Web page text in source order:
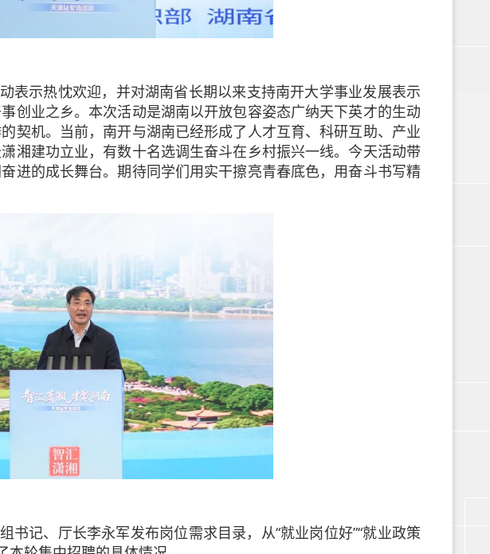
表示热忱欢迎，并对湖南省长期以来支持南开大学事业发展表示
创业之乡。本次活动是湖南以开放包容姿态广纳天下英才的生动
契机。当前，南开与湖南已经形成了人才互育、科研互助、产业
湘建功立业，有数十名选调生奋斗在乡村振兴一线。今天活动带
进的成长舞台。期待同学们用实干擦亮青春底色，用奋斗书写精
书记、厅长李永军发布岗位需求目录，从“就业岗位好”“就业政策